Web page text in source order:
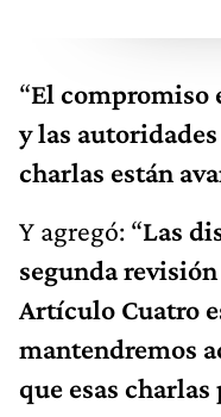
“El compromiso
y las
charlas están
Y agregó: “Las
segunda
Artículo Cuatro
mantendremos
que esas charlas